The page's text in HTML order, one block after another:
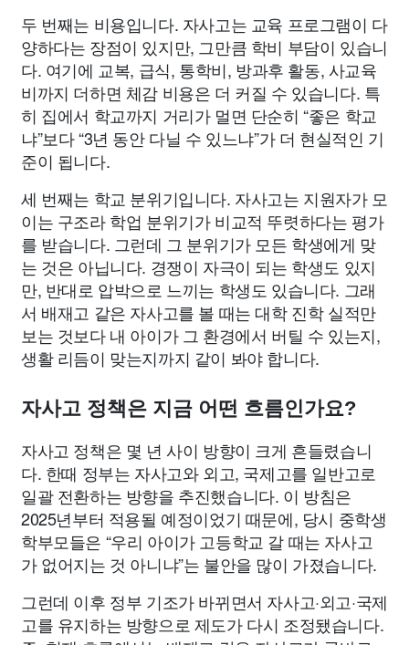
두 번째는 비용입니다. 자사고는 교육 프로그램이 다
양하다는 장점이 있지만, 그만큼 학비 부담이 있습니
다. 여기에 교복, 급식, 통학비, 방과후 활동, 사교육
비까지 더하면 체감 비용은 더 커질 수 있습니다. 특
히 집에서 학교까지 거리가 멀면 단순히 “좋은 학교
냐”보다 “3년 동안 다닐 수 있느냐”가 더 현실적인 기
준이 됩니다.
세 번째는 학교 분위기입니다. 자사고는 지원자가 모
이는 구조라 학업 분위기가 비교적 뚜렷하다는 평가
를 받습니다. 그런데 그 분위기가 모든 학생에게 맞
는 것은 아닙니다. 경쟁이 자극이 되는 학생도 있지
만, 반대로 압박으로 느끼는 학생도 있습니다. 그래
서 배재고 같은 자사고를 볼 때는 대학 진학 실적만
보는 것보다 내 아이가 그 환경에서 버틸 수 있는지,
생활 리듬이 맞는지까지 같이 봐야 합니다.
자사고 정책은 지금 어떤 흐름인가요?
자사고 정책은 몇 년 사이 방향이 크게 흔들렸습니
다. 한때 정부는 자사고와 외고, 국제고를 일반고로
일괄 전환하는 방향을 추진했습니다. 이 방침은
2025년부터 적용될 예정이었기 때문에, 당시 중학생
학부모들은 “우리 아이가 고등학교 갈 때는 자사고
가 없어지는 것 아니냐”는 불안을 많이 가졌습니다.
그런데 이후 정부 기조가 바뀌면서 자사고·외고·국제
고를 유지하는 방향으로 제도가 다시 조정됐습니다.